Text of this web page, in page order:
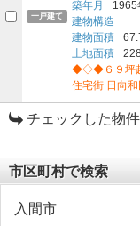
一戸建て
築年月 1965
建物構造
建物面積
土地面積
◆◇◆６９坪
住宅街 日向
チェックした物
市区町村で検索
入間市